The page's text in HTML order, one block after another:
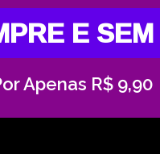
E
Apenas R$ 9,90